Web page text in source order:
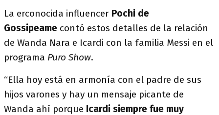
La erconocida influencer Pochi de
Gossipeame contó estos detalles de la relación
de Wanda Nara e Icardi con la familia Messi en el
programa Puro Show.
“Ella hoy está en armonía con el padre de sus
hijos varones y hay un mensaje picante de
Wanda ahí porque Icardi siempre fue muy